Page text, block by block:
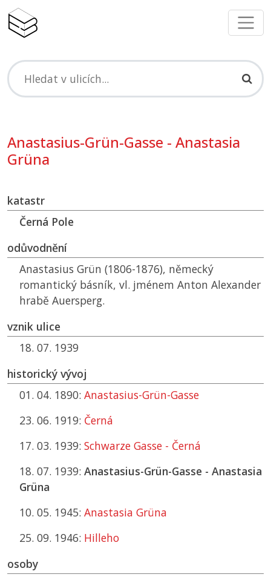
Anastasius-Grün-Gasse - Anastasia
Grüna
katastr
Černá Pole
odůvodnění
Anastasius Grün (1806-1876), německý
romantický básník, vl. jménem Anton Alexander
hrabě Auersperg.
vznik ulice
18. 07. 1939
historický vývoj
01. 04. 1890: Anastasius-Grün-Gasse
23. 06. 1919: Černá
17. 03. 1939: Schwarze Gasse - Černá
18. 07. 1939: Anastasius-Grün-Gasse - Anastasia
Grüna
10. 05. 1945: Anastasia Grüna
25. 09. 1946: Hilleho
osoby